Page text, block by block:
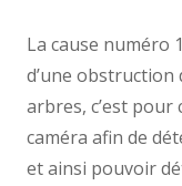
La cause numéro
d’une obstruction
arbres, c’est
caméra afin de
et ainsi pouvoir